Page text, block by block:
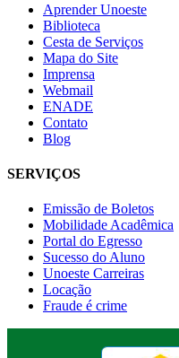
Aprender Unoeste
Biblioteca
Cesta de Serviços
Mapa do Site
Imprensa
Webmail
ENADE
Contato
Blog
SERVIÇOS
Emissão de Boletos
Mobilidade Acadêmica
Portal do Egresso
Sucesso do Aluno
Unoeste Carreiras
Locação
Fraude é crime